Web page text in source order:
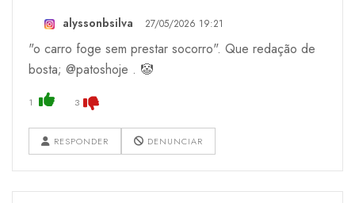
alyssonbsilva 27/05/2026 19:21
"o carro foge sem prestar socorro". Que redação de
bosta; @patoshoje . 🤡
1 3
RESPONDER DENUNCIAR